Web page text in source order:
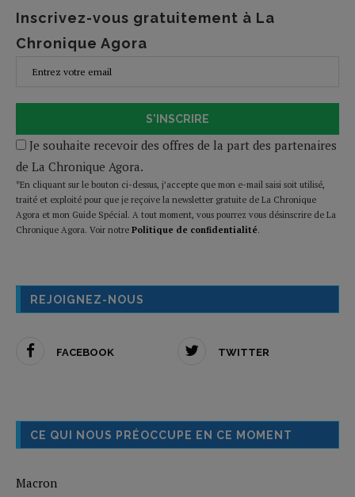
Inscrivez-vous gratuitement à La
Chronique Agora
S'INSCRIRE
Je souhaite recevoir des offres de la part des partenaires
de La Chronique Agora.
*En cliquant sur le bouton ci-dessus, j’accepte que mon e-mail saisi soit utilisé,
traité et exploité pour que je reçoive la newsletter gratuite de La Chronique
Agora et mon Guide Spécial. A tout moment, vous pourrez vous désinscrire de La
Chronique Agora. Voir notre Politique de confidentialité.
REJOIGNEZ-NOUS
FACEBOOK TWITTER
CE QUI NOUS PRÉOCCUPE EN CE MOMENT
Macron